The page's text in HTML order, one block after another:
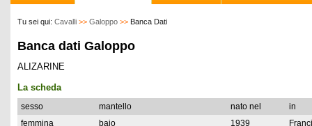
Tu sei qui: Cavalli >> Galoppo >> Banca Dati
Banca dati Galoppo
ALIZARINE
La scheda
sesso mantello nato nel
in
femmina
baio 1939